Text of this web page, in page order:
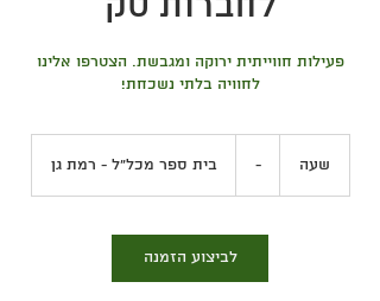
פעילות חווייתית ירוקה ומגבשת. הצטרפו אלינו
לחוויה בלתי נשכחת!
שעה - בית ספר מכל"ל - רמת גן
לביצוע הזמנה